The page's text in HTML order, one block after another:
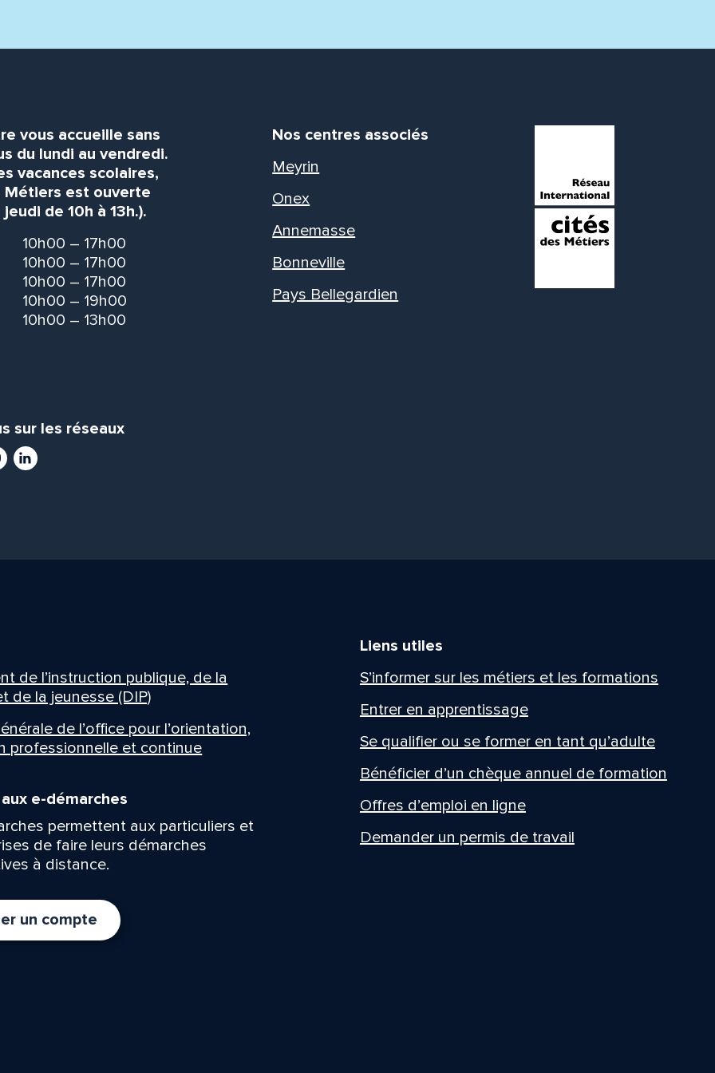
vous accueille sans
du lundi au vendredi.
vacances scolaires,
Métiers est ouverte
de 10h à 13h.).
10h00 – 17h00
10h00 – 17h00
10h00 – 17h00
10h00 – 19h00
10h00 – 13h00
sur les réseaux
LinkedIn
Nos centres associés
Meyrin
Onex
Annemasse
Bonneville
Pays Bellegardien
de l’instruction publique, de la
de la jeunesse (DIP)
de l’office pour l’orientation,
professionnelle et continue
e-démarches
permettent aux particuliers et
de faire leurs démarches
à distance.
un compte
Liens utiles
S’informer sur les métiers et les formations
Entrer en apprentissage
Se qualifier ou se former en tant qu’adulte
Bénéficier d’un chèque annuel de formation
Offres d’emploi en ligne
Demander un permis de travail